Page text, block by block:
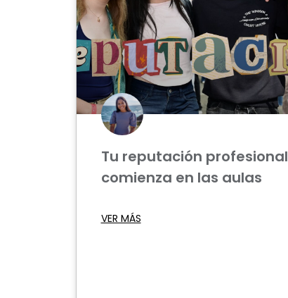
Tu reputación profesional
comienza en las aulas
VER MÁS